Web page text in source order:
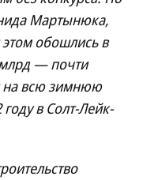
Мартынюка,
обошлись в
— почти
на всю зимнюю
в Солт-Лейк-